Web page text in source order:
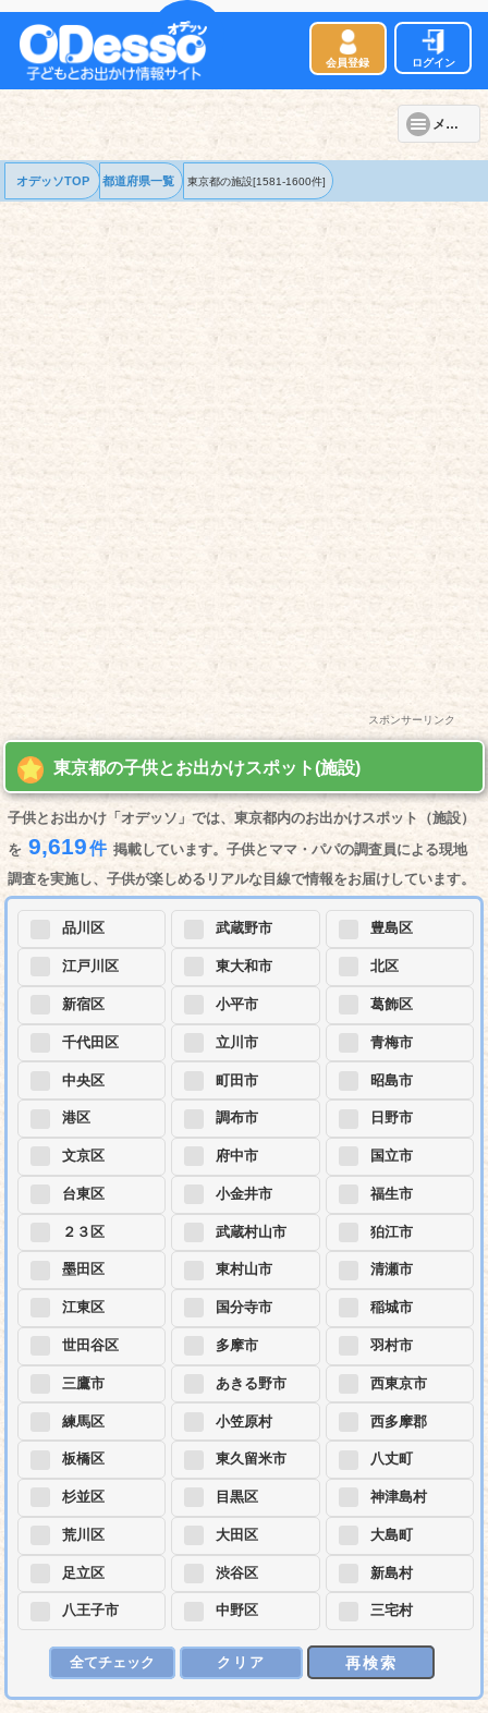
会員登録 ログイン
メニュー
オデッソTOP 都道府県一覧 東京都の施設[1581-1600件]
スポンサーリンク
東京都の子供とお出かけスポット(施設)
子供とお出かけ「オデッソ」では、東京都内のお出かけスポット（施設）
を 9,619件 掲載しています。子供とママ・パパの調査員による現地
調査を実施し、子供が楽しめるリアルな目線で情報をお届けしています。
品川区
江戸川区
新宿区
千代田区
中央区
港区
文京区
台東区
２３区
墨田区
江東区
世田谷区
三鷹市
練馬区
板橋区
杉並区
荒川区
足立区
八王子市
武蔵野市
東大和市
小平市
立川市
町田市
調布市
府中市
小金井市
武蔵村山市
東村山市
国分寺市
多摩市
あきる野市
小笠原村
東久留米市
目黒区
大田区
渋谷区
中野区
豊島区
北区
葛飾区
青梅市
昭島市
日野市
国立市
福生市
狛江市
清瀬市
稲城市
羽村市
西東京市
西多摩郡
八丈町
神津島村
大島町
新島村
三宅村
全てチェック クリア 再検索